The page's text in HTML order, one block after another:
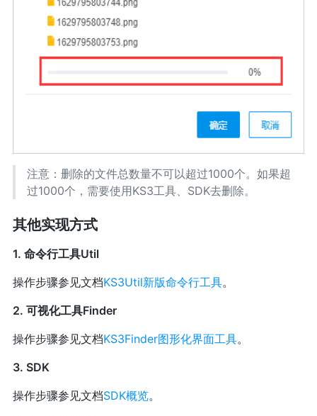
注意：删除的文件总数量不可以超过1000个。如果超
过1000个，需要使用KS3工具、SDK去删除。
其他实现方式
1. 命令行工具Util
操作步骤参见文档KS3Util新版命令行工具。
2. 可视化工具Finder
操作步骤参见文档KS3Finder图形化界面工具。
3. SDK
操作步骤参见文档SDK概览。